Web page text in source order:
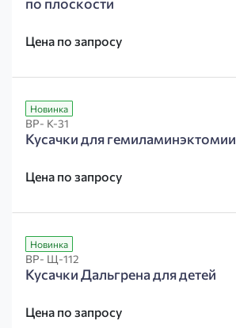
Цена по запросу
Новинка
ВР- К-31
Кусачки для гемиламинэктомии
Цена по запросу
Новинка
ВР- Щ-112
Кусачки Дальгрена для детей
Цена по запросу